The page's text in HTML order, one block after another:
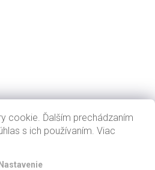
cookie. Ďalším prechádzaním
s ich používaním. Viac
Nastavenie